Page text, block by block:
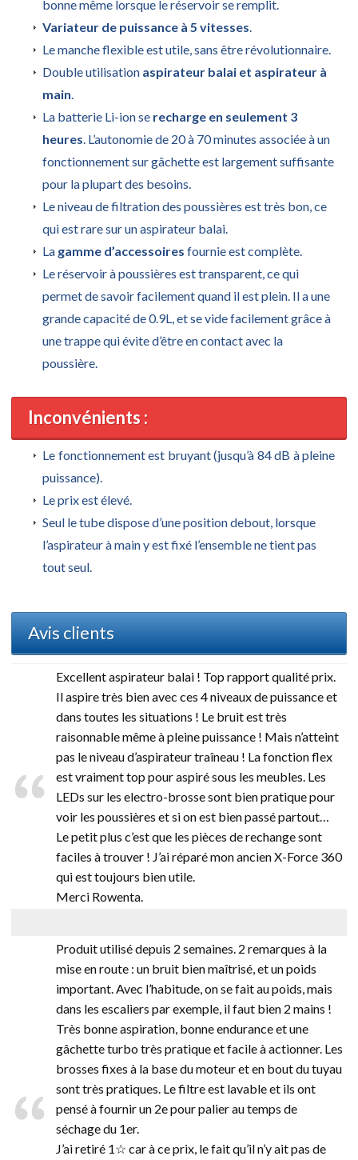
bonne même lorsque le réservoir se remplit.
Variateur de puissance à 5 vitesses
Le manche flexible est utile, sans être révolutionnaire.
Double utilisation aspirateur balai et aspirateur à
main
La batterie Li-ion se recharge en seulement 3
heures . L’autonomie de 20 à 70 minutes associée à un
fonctionnement sur gâchette est largement suffisante
pour la plupart des besoins.
Le niveau de filtration des poussières est très bon, ce
qui est rare sur un aspirateur balai.
La gamme d’accessoires fournie est complète.
Le réservoir à poussières est transparent, ce qui
permet de savoir facilement quand il est plein. Il a une
grande capacité de 0.9L, et se vide facilement grâce à
une trappe qui évite d’être en contact avec la
poussière.
Inconvénients :
Le fonctionnement est bruyant (jusqu’à 84 dB à pleine
puissance).
Le prix est élevé.
Seul le tube dispose d’une position debout, lorsque
l’aspirateur à main y est fixé l’ensemble ne tient pas
tout seul.
Avis clients
Excellent aspirateur balai ! Top rapport qualité prix.
Il aspire très bien avec ces 4 niveaux de puissance et
dans toutes les situations ! Le bruit est très
raisonnable même à pleine puissance ! Mais n’atteint
pas le niveau d’aspirateur traîneau ! La fonction flex
est vraiment top pour aspiré sous les meubles. Les
LEDs sur les electro-brosse sont bien pratique pour
voir les poussières et si on est bien passé partout…
Le petit plus c’est que les pièces de rechange sont
faciles à trouver ! J’ai réparé mon ancien X-Force 360
qui est toujours bien utile.
Merci Rowenta.
Produit utilisé depuis 2 semaines. 2 remarques à la
mise en route : un bruit bien maîtrisé, et un poids
important. Avec l’habitude, on se fait au poids, mais
dans les escaliers par exemple, il faut bien 2 mains !
Très bonne aspiration, bonne endurance et une
gâchette turbo très pratique et facile à actionner. Les
brosses fixes à la base du moteur et en bout du tuyau
sont très pratiques. Le filtre est lavable et ils ont
pensé à fournir un 2e pour palier au temps de
séchage du 1er.
J’ai retiré 1☆ car à ce prix, le fait qu’il n’y ait pas de